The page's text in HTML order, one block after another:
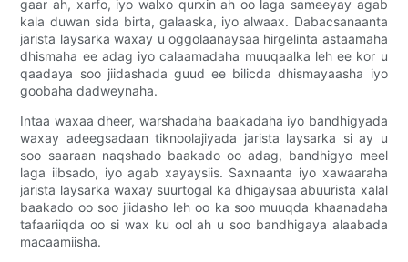
gaar ah, xarfo, iyo walxo qurxin ah oo laga sameeyay agab
kala duwan sida birta, galaaska, iyo alwaax. Dabacsanaanta
jarista laysarka waxay u oggolaanaysaa hirgelinta astaamaha
dhismaha ee adag iyo calaamadaha muuqaalka leh ee kor u
qaadaya soo jiidashada guud ee bilicda dhismayaasha iyo
goobaha dadweynaha.
Intaa waxaa dheer, warshadaha baakadaha iyo bandhigyada
waxay adeegsadaan tiknoolajiyada jarista laysarka si ay u
soo saaraan naqshado baakado oo adag, bandhigyo meel
laga iibsado, iyo agab xayaysiis. Saxnaanta iyo xawaaraha
jarista laysarka waxay suurtogal ka dhigaysaa abuurista xalal
baakado oo soo jiidasho leh oo ka soo muuqda khaanadaha
tafaariiqda oo si wax ku ool ah u soo bandhigaya alaabada
macaamiisha.